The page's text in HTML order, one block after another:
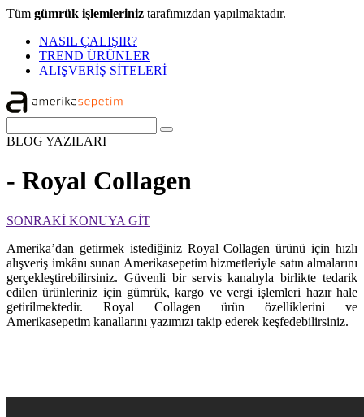
Tüm gümrük işlemleriniz tarafımızdan yapılmaktadır.
NASIL ÇALIŞIR?
TREND ÜRÜNLER
ALIŞVERİŞ SİTELERİ
BLOG YAZILARI
- Royal Collagen
SONRAKİ KONUYA GİT
Amerika’dan getirmek istediğiniz Royal Collagen ürünü için hızlı
alışveriş imkânı sunan Amerikasepetim hizmetleriyle satın almalarını
gerçekleştirebilirsiniz. Güvenli bir servis kanalıyla birlikte tedarik
edilen ürünleriniz için gümrük, kargo ve vergi işlemleri hazır hale
getirilmektedir. Royal Collagen ürün özelliklerini ve
Amerikasepetim kanallarını yazımızı takip ederek keşfedebilirsiniz.